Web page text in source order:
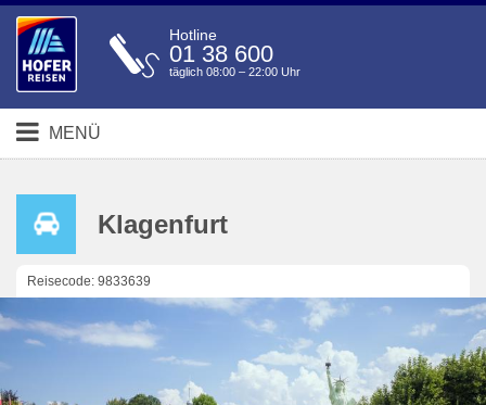
Hotline
01 38 600
täglich 08:00 – 22:00 Uhr
MENÜ
Klagenfurt
Reisecode: 9833639